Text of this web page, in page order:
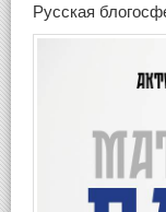
Русская